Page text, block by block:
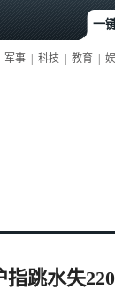
一
军事 科技 教育
跳水失